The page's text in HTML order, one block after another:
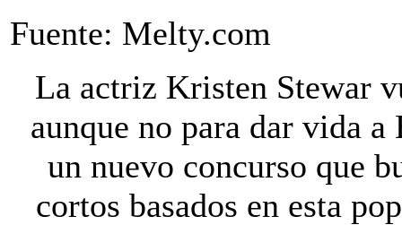
Fuente: Melty.com
La actriz Kristen Stewar
aunque no para dar vida
un nuevo concurso que
cortos basados en esta